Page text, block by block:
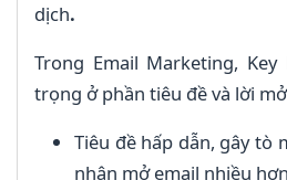
dịch.
Trong Email Marketing,
trọng ở phần tiêu đề và lời
Tiêu đề hấp dẫn, gây tò
nhận mở email nhiều